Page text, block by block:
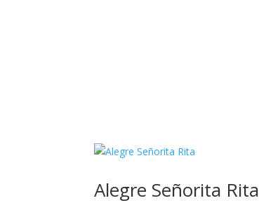
Alegre Señorita Rita